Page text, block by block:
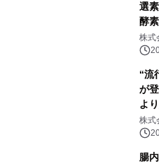
選
酵
素
株式
“流
が
よ
株式
腸